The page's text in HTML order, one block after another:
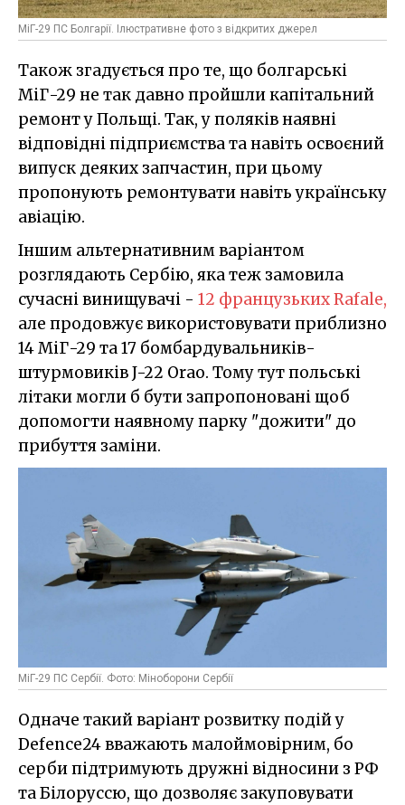
МіГ-29 ПС Болгарії. Ілюстративне фото з відкритих джерел
Також згадується про те, що болгарські
МіГ-29 не так давно пройшли капітальний
ремонт у Польщі. Так, у поляків наявні
відповідні підприємства та навіть освоєний
випуск деяких запчастин, при цьому
пропонують ремонтувати навіть українську
авіацію.
Іншим альтернативним варіантом
розглядають Сербію, яка теж замовила
сучасні винищувачі - 12 французьких Rafale,
але продовжує використовувати приблизно
14 МіГ-29 та 17 бомбардувальників-
штурмовиків J-22 Orao. Тому тут польські
літаки могли б бути запропоновані щоб
допомогти наявному парку "дожити" до
прибуття заміни.
МіГ-29 ПС Сербії. Фото: Міноборони Сербії
Одначе такий варіант розвитку подій у
Defence24 вважають малоймовірним, бо
серби підтримують дружні відносини з РФ
та Білоруссю, що дозволяє закуповувати